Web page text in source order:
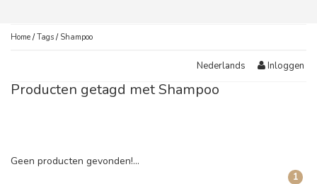
Home /Tags / Shampoo
Nederlands Inloggen
Producten getagd met Shampoo
Geen producten gevonden!...
1